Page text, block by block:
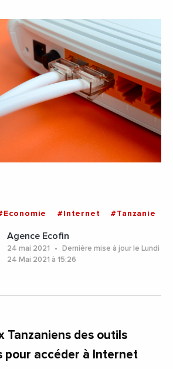
#Internet #Tanzanie
Agence Ecofin
24 mai 2021
Dernière mise à jour le Lundi
24 Mai 2021 à 15:26
Tanzaniens des outils
pour accéder à Internet